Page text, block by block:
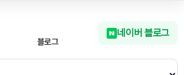
블로그
네이버 블로그